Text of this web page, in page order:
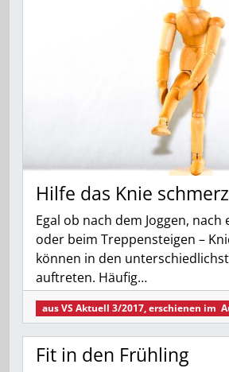
Hilfe das Knie
Egal ob nach dem Joggen, nach
oder beim Treppensteigen –
können in den
auftreten. Häufig…
ausVS Aktuell 3/2017, erschienen im
Fit in den Frühling